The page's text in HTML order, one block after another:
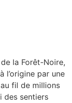
la Forêt-Noire,
l’origine par une
fil de millions
des sentiers